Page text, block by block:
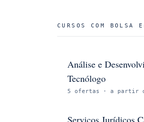
CURSOS COM BOLSA
Análise e
Tecnólogo
5 ofertas · a partir
Serviços Jurídicos